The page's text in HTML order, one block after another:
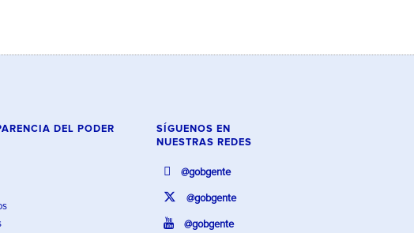
DEL PODER
SÍGUENOS EN
NUESTRAS REDES
@gobgente
@gobgente
@gobgente